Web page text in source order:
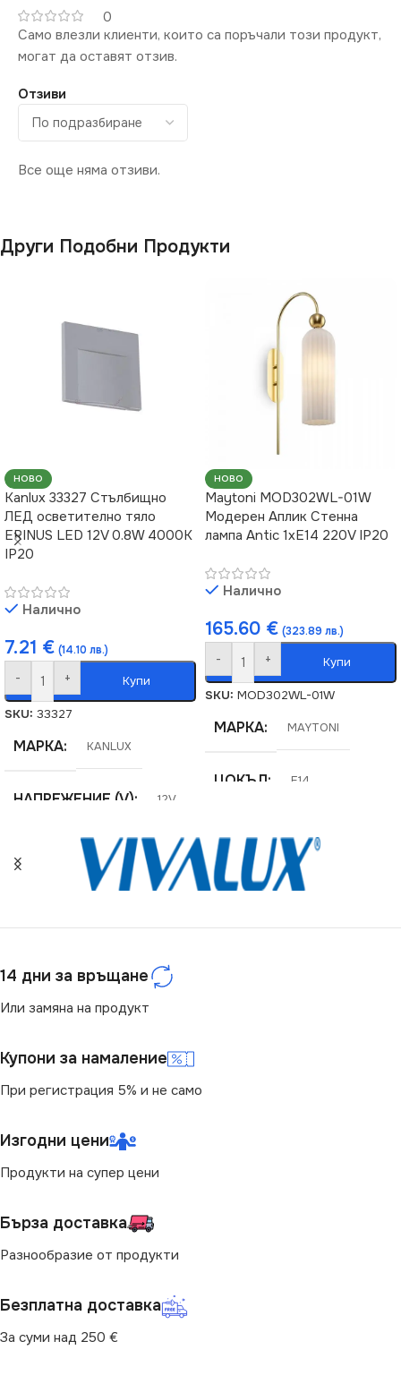
ЦОКЪЛ E27
ФОРМА Кръг
ВИД с Крушки
0
Отзиви
Все още няма отзиви.
Само влезли клиенти, които са поръчали този продукт,
могат да оставят отзив.
Други Подобни Продукти
НОВО
Kanlux 33327 Стълбищно
ЛЕД осветително тяло
ERINUS LED 12V 0.8W 4000K
IP20
Налично
7.21 € (14.10 лв.)
- + Купи
SKU: 33327
МАРКА KANLUX
НАПРЕЖЕНИЕ (V) 12V
ERINUS
(K)
4000
СВЕТЛИНЕН ПОТОК
15
СТЕПЕН НА ЗАЩИТА
IP20
МОЩНОСТ (W) 0.8
НОВО
Maytoni MOD302WL-01W
Модерен Аплик Стенна
лампа Antic 1xE14 220V IP20
Налично
165.60 € (323.89 лв.)
- + Купи
SKU: MOD302WL-01W
МАРКА MAYTONI
ЦОКЪЛ E14
СЕРИЯ
НАПРЕЖЕНИЕ (V)
220V
14 дни за връщане
Или замяна на продукт
Купони за намаление
При регистрация 5% и не само
Изгодни цени
Продукти на супер цени
Бърза доставка
Разнообразие от продукти
Безплатна доставка
За суми над 250 €